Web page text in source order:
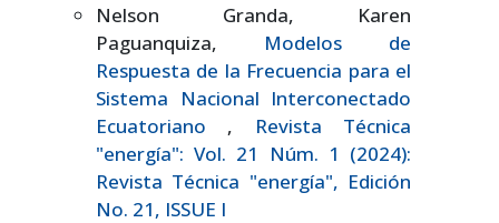
Nelson Granda, Karen
Paguanquiza, Modelos de
Respuesta de la Frecuencia para el
Sistema Nacional Interconectado
Ecuatoriano ,
Revista Técnica
"energía": Vol. 21 Núm. 1 (2024):
Revista Técnica "energía", Edición
No. 21, ISSUE I